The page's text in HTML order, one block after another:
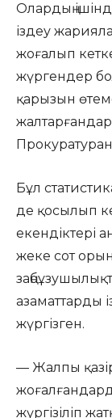
Олардың
іздеу
жоғалып
жүргендер
қарызын
Бұл
де қосылып
екендіктері
жеке сот
азаматтарды
жүргізген.
— Жалпы
жүргізіліп